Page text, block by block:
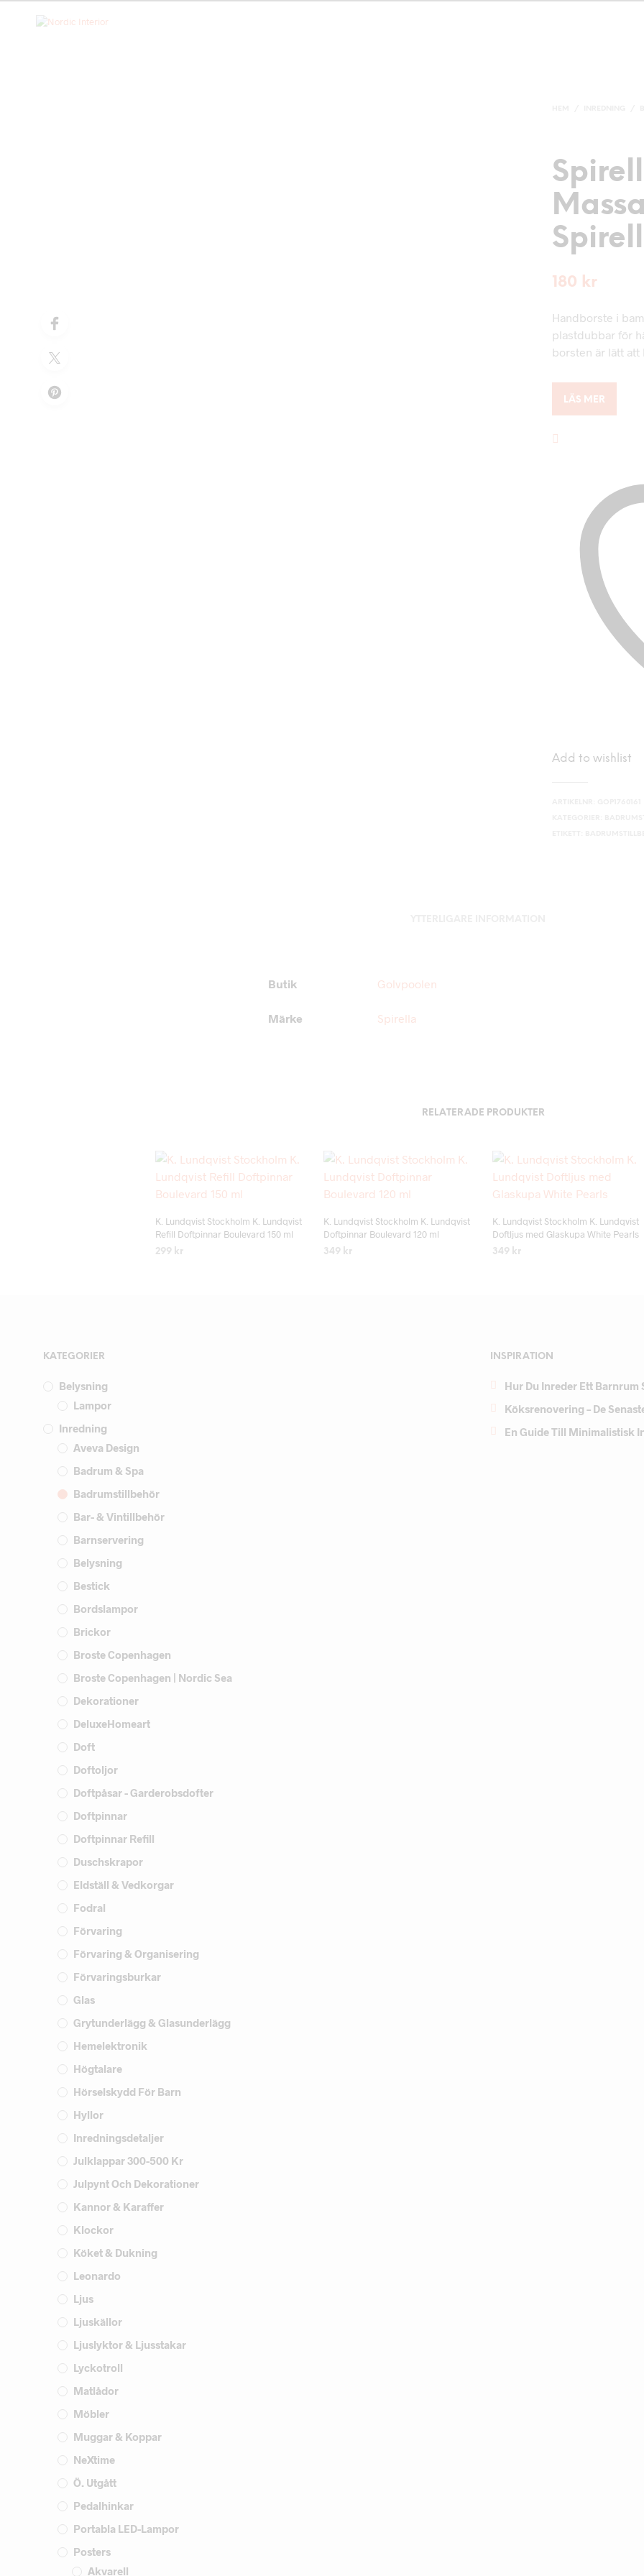
180 kr
Handborste i
plastdubbar för
borsten är lätt att
LÄS MER
Add to wishlist
Butik Golvpoolen
Märke Spirella
RELATERADE PRODUKTER
Add to wishlist
K. Lundqvist Stockholm K. Lundqvist
Refill Doftpinnar Boulevard 150 ml
299 kr
Add to wishlist
K. Lundqvist Stockholm K. Lundqvist
Doftpinnar Boulevard 120 ml
349 kr
K. Lundqvist Stockholm K. Lundqvist
Doftljus med Glaskupa White Pearls
349 kr
KATEGORIER
Belysning
Lampor
Inredning
Aveva Design
Badrum & Spa
Badrumstillbehör
Bar- & Vintillbehör
Barnservering
Belysning
Bestick
Bordslampor
Brickor
Broste Copenhagen
Broste Copenhagen | Nordic Sea
Dekorationer
DeluxeHomeart
Doft
Doftoljor
Doftpåsar - Garderobsdofter
Doftpinnar
Doftpinnar Refill
Duschskrapor
Eldställ & Vedkorgar
Fodral
Förvaring
Förvaring & Organisering
Förvaringsburkar
Glas
Grytunderlägg & Glasunderlägg
Hemelektronik
Högtalare
Hörselskydd För Barn
Hyllor
Inredningsdetaljer
Julklappar 300-500 Kr
Julpynt Och Dekorationer
Kannor & Karaffer
Klockor
Köket & Dukning
Leonardo
Ljus
Ljuskällor
Ljuslyktor & Ljusstakar
Lyckotroll
Matlådor
Möbler
Muggar & Koppar
NeXtime
Ö. Utgått
Pedalhinkar
Portabla LED-Lampor
Posters
Akvarell
INSPIRATION
Hur Du Inreder Ett
Köksrenovering – De
En Guide Till Minimalistisk